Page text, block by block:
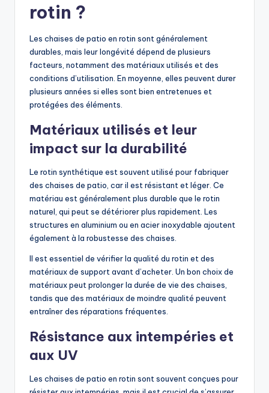
rotin ?
Les chaises de patio en rotin sont généralement
durables, mais leur longévité dépend de plusieurs
facteurs, notamment des matériaux utilisés et des
conditions d’utilisation. En moyenne, elles peuvent durer
plusieurs années si elles sont bien entretenues et
protégées des éléments.
Matériaux utilisés et leur
impact sur la durabilité
Le rotin synthétique est souvent utilisé pour fabriquer
des chaises de patio, car il est résistant et léger. Ce
matériau est généralement plus durable que le rotin
naturel, qui peut se détériorer plus rapidement. Les
structures en aluminium ou en acier inoxydable ajoutent
également à la robustesse des chaises.
Il est essentiel de vérifier la qualité du rotin et des
matériaux de support avant d’acheter. Un bon choix de
matériaux peut prolonger la durée de vie des chaises,
tandis que des matériaux de moindre qualité peuvent
entraîner des réparations fréquentes.
Résistance aux intempéries et
aux UV
Les chaises de patio en rotin sont souvent conçues pour